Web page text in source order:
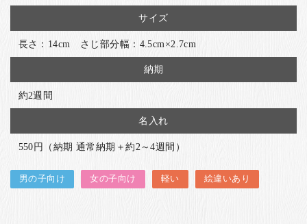
サイズ
長さ：14cm さじ部分幅：4.5cm×2.7cm
納期
約2週間
名入れ
550円（納期 通常納期＋約2～4週間）
男の子向け 女の子向け 軽い 絵違いあり